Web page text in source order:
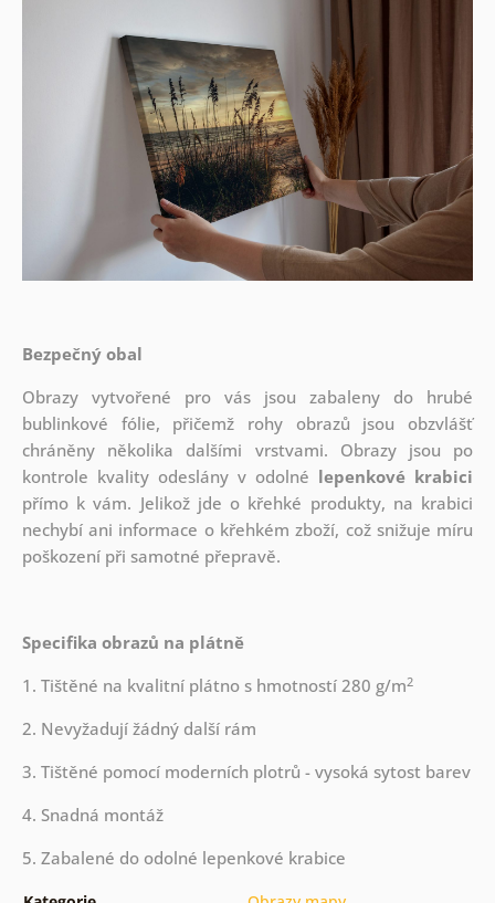
Bezpečný obal
Obrazy vytvořené pro vás jsou zabaleny do hrubé
bublinkové fólie, přičemž rohy obrazů jsou obzvlášť
chráněny několika dalšími vrstvami. Obrazy jsou po
kontrole kvality odeslány v odolné lepenkové krabici
přímo k vám. Jelikož jde o křehké produkty, na krabici
nechybí ani informace o křehkém zboží, což snižuje míru
poškození při samotné přepravě.
Specifika obrazů na plátně
1. Tištěné na kvalitní plátno s hmotností 280 g/m2
2. Nevyžadují žádný další rám
3. Tištěné pomocí moderních plotrů - vysoká sytost barev
4. Snadná montáž
5. Zabalené do odolné lepenkové krabice